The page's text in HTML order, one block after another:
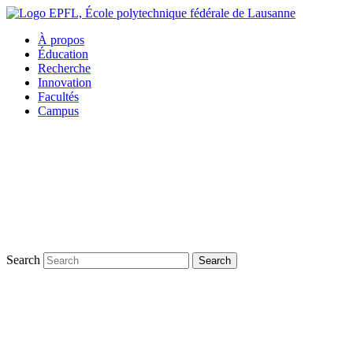
À propos
Éducation
Recherche
Innovation
Facultés
Campus
Search Search